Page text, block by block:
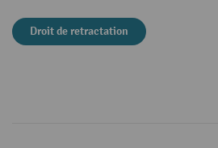
Droit de retractation